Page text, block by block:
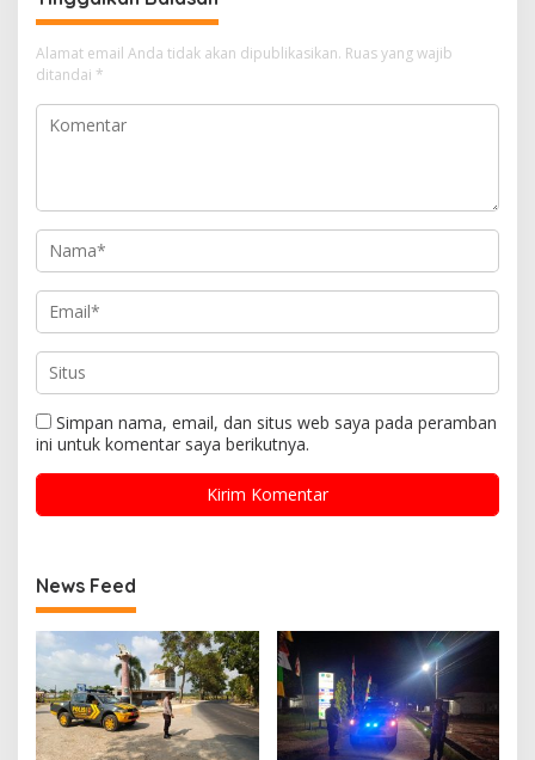
Alamat email Anda tidak akan dipublikasikan. Ruas yang wajib
ditandai *
Simpan nama, email, dan situs web saya pada peramban
ini untuk komentar saya berikutnya.
News Feed